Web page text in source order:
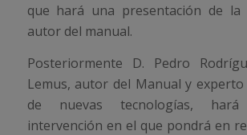
que hará una presentación de la
autor del manual.
Posteriormente D. Pedro
Lemus, autor del Manual y
de nuevas tecnologías,
intervención en el que pondrá en